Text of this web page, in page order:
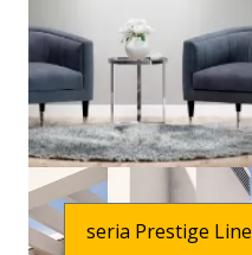
seria Prestige Line